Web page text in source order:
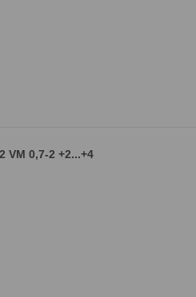
VM 0,7-2 +2...+4